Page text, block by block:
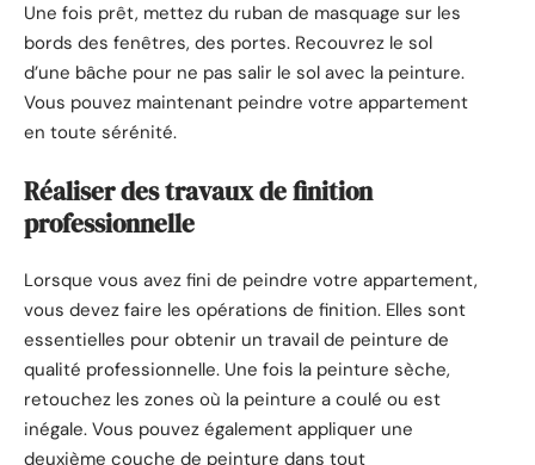
Une fois prêt, mettez du ruban de masquage sur les
bords des fenêtres, des portes. Recouvrez le sol
d’une bâche pour ne pas salir le sol avec la peinture.
Vous pouvez maintenant peindre votre appartement
en toute sérénité.
Réaliser des travaux de finition
professionnelle
Lorsque vous avez fini de peindre votre appartement,
vous devez faire les opérations de finition. Elles sont
essentielles pour obtenir un travail de peinture de
qualité professionnelle. Une fois la peinture sèche,
retouchez les zones où la peinture a coulé ou est
inégale. Vous pouvez également appliquer une
deuxième couche de peinture dans tout